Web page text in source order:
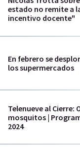
estado no remite a
incentivo docente"
En febrero se
los supermercados
Telenueve al Cierre:
mosquitos |
2024